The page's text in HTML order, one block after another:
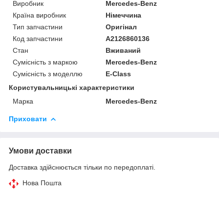
Виробник
Mercedes-Benz
Країна виробник
Німеччина
Тип запчастини
Оригінал
Код запчастини
A2126860136
Стан
Вживаний
Сумісність з маркою
Mercedes-Benz
Сумісність з моделлю
E-Class
Користувальницькі характеристики
Марка
Mercedes-Benz
Приховати
Умови доставки
Доставка здійснюється тільки по передоплаті.
Нова Пошта